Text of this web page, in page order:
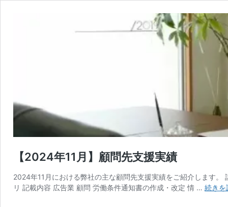
【2024年11月】顧問先支援実績
2024年11月における弊社の主な顧問先支援実績をご紹介します
リ 記載内容 広告業 顧問 労働条件通知書の作成・改定 情 … 続きを